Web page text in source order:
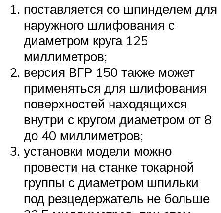
поставляется со шпинделем для
наружного шлифования с
диаметром круга 125
миллиметров;
версия ВГР 150 также может
применяться для шлифования
поверхностей находящихся
внутри с кругом диаметром от 8
до 40 миллиметров;
установки модели можно
провести на станке токарной
группы с диаметром шпильки
под резцедержатель не больше